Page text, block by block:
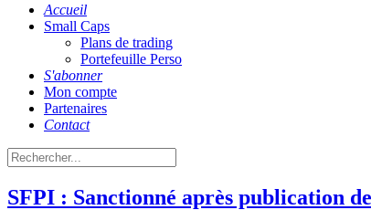
Accueil
Small Caps
Plans de trading
Portefeuille Perso
S'abonner
Mon compte
Partenaires
Contact
SFPI : Sanctionné après publication